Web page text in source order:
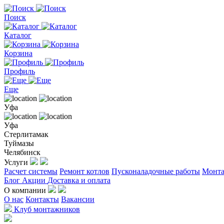
Поиск
Каталог
Корзина
Профиль
Еще
Уфа
Уфа
Стерлитамак
Туймазы
Челябинск
Услуги
Расчет системы Ремонт котлов Пусконаладочные работы
Блог Акции Доставка и оплата
О компании
О нас Контакты Вакансии
Клуб монтажников